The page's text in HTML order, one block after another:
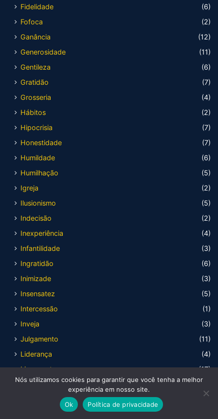
Fidelidade
(6)
Fofoca
(2)
Ganância
(12)
Generosidade
(11)
Gentileza
(6)
Gratidão
(7)
Grosseria
(4)
Hábitos
(2)
Hipocrisia
(7)
Honestidade
(7)
Humildade
(6)
Humilhação
(5)
Igreja
(2)
Ilusionismo
(5)
Indecisão
(2)
Inexperiência
(4)
Infantilidade
(3)
Ingratidão
(6)
Inimizade
(3)
Insensatez
(5)
Intercessão
(1)
Inveja
(3)
Julgamento
(11)
Liderança
(4)
Livramento
(17)
Livre arbítrio
(10)
Nós utilizamos cookies para garantir que você tenha a melhor
experiência em nosso site.
Ok
Política de privacidade